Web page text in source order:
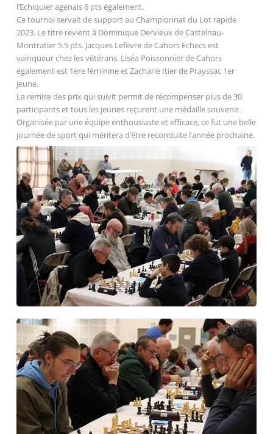
l’Echiquier agenais 6 pts également.
Ce tournoi servait de support au Championnat du Lot rapide
2023. Le titre revient à Dominique Dervieux de Castelnau-
Montratier 5.5 pts. Jacques Lefèvre de Cahors Echecs est
vainqueur chez les vétérans. Liséa Poissonnier de Cahors
également est 1ère féminine et Zacharie Itier de Prayssac 1er
jeune.
La remise des prix qui suivit permit de récompenser plus de 30
participants et tous les jeunes reçurent une médaille souvenir.
Organisée par une équipe enthousiaste et efficace, ce fut une belle
journée de sport qui méritera d’être reconduite l’année prochaine.